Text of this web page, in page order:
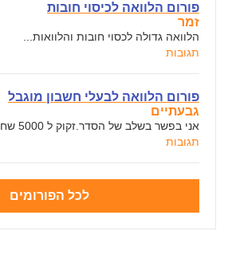
פורום הלוואה לכיסוי חובות
זמר
הלוואה גדולה לכסוי חובות והלוואות...
תגובות
פורום הלוואה לבעלי חשבון מוגבל
גבעתיים
אני בפשר בשלב של הסדר.זקוק ל 5000 שח.יש לי סיכוי...
תגובות
לכל הפורומים